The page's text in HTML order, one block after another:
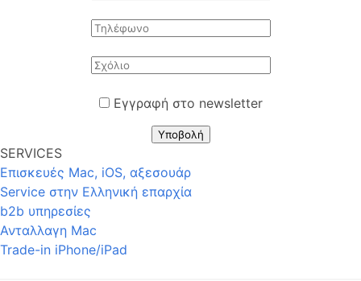
Εγγραφή στο newsletter
Υποβολή
SERVICES
Επισκευές Mac, iOS, αξεσουάρ
Service στην Eλληνική επαρχία
b2b υπηρεσίες
Ανταλλαγη Mac
Trade-in iPhone/iPad